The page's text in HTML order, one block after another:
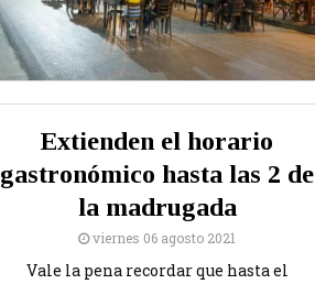
Extienden el horario
gastronómico hasta las 2 de
la madrugada
viernes 06 agosto 2021
Vale la pena recordar que hasta el